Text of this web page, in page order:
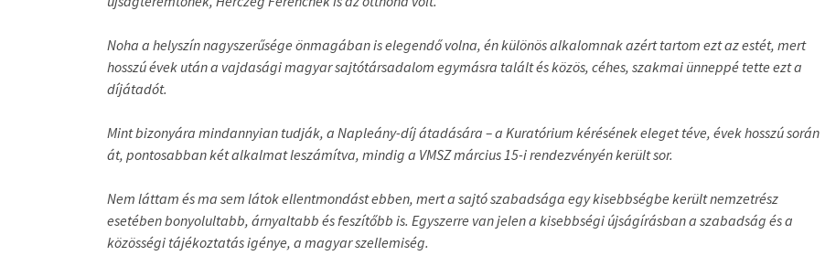
Noha a helyszín nagyszerűsége önmagában is elegendő volna, én különös alkalomnak azért tartom ezt az estét, mert
hosszú évek után a vajdasági magyar sajtótársadalom egymásra talált és közös, céhes, szakmai ünneppé tette ezt a
díjátadót.
Mint bizonyára mindannyian tudják, a Napleány-díj átadására – a Kuratórium kérésének eleget téve, évek hosszú során
át, pontosabban két alkalmat leszámítva, mindig a VMSZ március 15-i rendezvényén került sor.
Nem láttam és ma sem látok ellentmondást ebben, mert a sajtó szabadsága egy kisebbségbe került nemzetrész
esetében bonyolultabb, árnyaltabb és feszítőbb is. Egyszerre van jelen a kisebbségi újságírásban a szabadság és a
közösségi tájékoztatás igénye, a magyar szellemiség.